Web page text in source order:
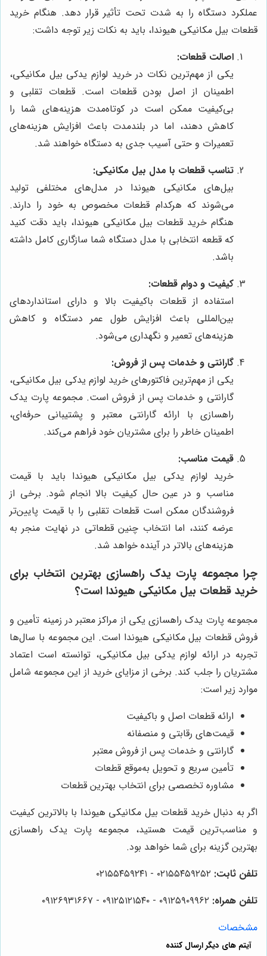
عملکرد دستگاه را به شدت تحت تأثیر قرار دهد. هنگام خرید
قطعات بیل مکانیکی هیوندا، باید به نکات زیر توجه داشت:
اصالت قطعات:
یکی از مهم‌ترین نکات در خرید لوازم یدکی بیل مکانیکی،
اطمینان از اصل بودن قطعات است. قطعات تقلبی و
بی‌کیفیت ممکن است در کوتاه‌مدت هزینه‌های شما را
کاهش دهند، اما در بلندمدت باعث افزایش هزینه‌های
تعمیرات و حتی آسیب جدی به دستگاه خواهند شد.
تناسب قطعات با مدل بیل مکانیکی:
بیل‌های مکانیکی هیوندا در مدل‌های مختلفی تولید
می‌شوند که هرکدام قطعات مخصوص به خود را دارند.
هنگام خرید قطعات بیل مکانیکی هیوندا، باید دقت کنید
که قطعه انتخابی با مدل دستگاه شما سازگاری کامل داشته
باشد.
کیفیت و دوام قطعات:
استفاده از قطعات باکیفیت بالا و دارای استانداردهای
بین‌المللی باعث افزایش طول عمر دستگاه و کاهش
هزینه‌های تعمیر و نگهداری می‌شود.
گارانتی و خدمات پس از فروش:
یکی از مهم‌ترین فاکتورهای خرید لوازم یدکی بیل مکانیکی،
گارانتی و خدمات پس از فروش است. مجموعه پارت یدک
راهسازی با ارائه گارانتی معتبر و پشتیبانی حرفه‌ای،
اطمینان خاطر را برای مشتریان خود فراهم می‌کند.
قیمت مناسب:
خرید لوازم یدکی بیل مکانیکی هیوندا باید با قیمت
مناسب و در عین حال کیفیت بالا انجام شود. برخی از
فروشندگان ممکن است قطعات تقلبی را با قیمت پایین‌تر
عرضه کنند، اما انتخاب چنین قطعاتی در نهایت منجر به
هزینه‌های بالاتر در آینده خواهد شد.
چرا مجموعه پارت یدک راهسازی بهترین انتخاب برای
خرید قطعات بیل مکانیکی هیوندا است؟
مجموعه پارت یدک راهسازی یکی از مراکز معتبر در زمینه تأمین و
فروش قطعات بیل مکانیکی هیوندا است. این مجموعه با سال‌ها
تجربه در ارائه لوازم یدکی بیل مکانیکی، توانسته است اعتماد
مشتریان را جلب کند. برخی از مزایای خرید از این مجموعه شامل
موارد زیر است:
ارائه قطعات اصل و باکیفیت
قیمت‌های رقابتی و منصفانه
گارانتی و خدمات پس از فروش معتبر
تأمین سریع و تحویل به‌موقع قطعات
مشاوره تخصصی برای انتخاب بهترین قطعات
اگر به دنبال خرید قطعات بیل مکانیکی هیوندا با بالاترین کیفیت
و مناسب‌ترین قیمت هستید، مجموعه پارت یدک راهسازی
بهترین گزینه برای شما خواهد بود.
تلفن ثابت:
تلفن همراه:
مشخصات